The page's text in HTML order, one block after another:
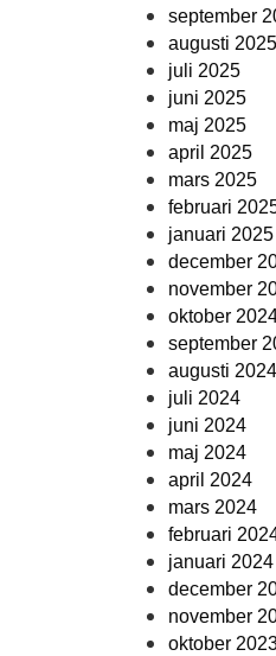
september
augusti 2025
juli 2025
juni 2025
maj 2025
april 2025
mars 2025
februari
januari 2025
december
november
oktober
september
augusti 2024
juli 2024
juni 2024
maj 2024
april 2024
mars 2024
februari
januari 2024
december
november
oktober